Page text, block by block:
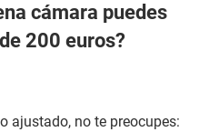
cámara puedes
200 euros?
ajustado, no te preocupes: